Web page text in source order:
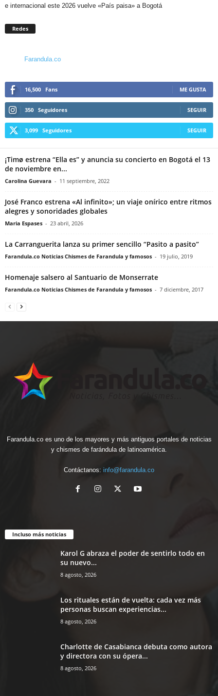
e internacional este 2026 vuelve «País paisa» a Bogotá
Redes
Farandula.co
16,500 Fans ME GUSTA
350 Seguidores SEGUIR
3,099 Seguidores SEGUIR
¡Timø estrena “Ella es” y anuncia su concierto en Bogotá el 13
de noviembre en...
Carolina Guevara - 11 septiembre, 2022
José Franco estrena «Al infinito»; un viaje onírico entre ritmos
alegres y sonoridades globales
Maria Espases - 23 abril, 2026
La Carranguerita lanza su primer sencillo “Pasito a pasito”
Farandula.co Noticias Chismes de Farandula y famosos - 19 julio, 2019
Homenaje salsero al Santuario de Monserrate
Farandula.co Noticias Chismes de Farandula y famosos - 7 diciembre, 2017
Farandula.co es uno de los mayores y más antiguos portales de noticias
y chismes de farándula de latinoamérica.
Contáctanos: info@farandula.co
Incluso más noticias
Karol G abraza el poder de sentirlo todo en
su nuevo...
8 agosto, 2026
Los rituales están de vuelta: cada vez más
personas buscan experiencias...
8 agosto, 2026
Charlotte de Casabianca debuta como autora
y directora con su ópera...
8 agosto, 2026